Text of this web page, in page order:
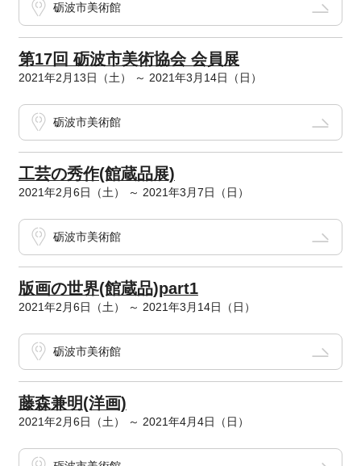
砺波市美術館
第17回 砺波市美術協会 会員展
2021年2月13日（土） ～ 2021年3月14日（日）
砺波市美術館
工芸の秀作(館蔵品展)
2021年2月6日（土） ～ 2021年3月7日（日）
砺波市美術館
版画の世界(館蔵品)part1
2021年2月6日（土） ～ 2021年3月14日（日）
砺波市美術館
藤森兼明(洋画)
2021年2月6日（土） ～ 2021年4月4日（日）